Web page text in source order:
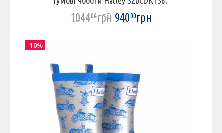
104400грн 94000грн
-10%